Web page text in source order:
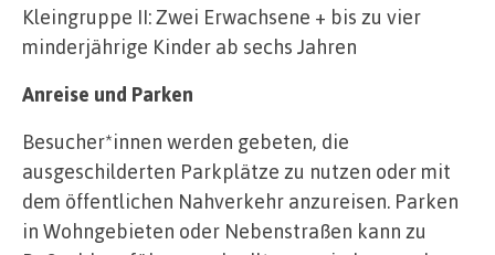
Kleingruppe II: Zwei Erwachsene + bis zu vier
minderjährige Kinder ab sechs Jahren
Anreise und Parken
Besucher*innen werden gebeten, die
ausgeschilderten Parkplätze zu nutzen oder mit
dem öffentlichen Nahverkehr anzureisen. Parken
in Wohngebieten oder Nebenstraßen kann zu